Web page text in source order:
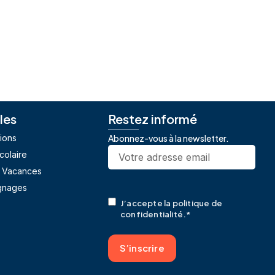
Restez informé
Abonnez-vous à la newsletter.
E-
mail*
RGPD*
J’accepte la politique de
confidentialité.*